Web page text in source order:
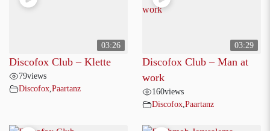
03:26
Discofox Club – Klette
79views
Discofox,Paartanz
03:29
Discofox Club – Man at
work
160views
Discofox,Paartanz